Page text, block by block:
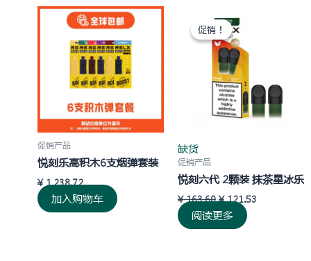
促销产品
悦刻乐高积木6支烟弹套装
¥1,238.72
加入购物车
促销！
缺货
促销！
促销产品
悦刻六代 2颗装 抹茶星冰乐
¥163.60
价
为：
¥ 163.60。
¥121.53
阅读更多